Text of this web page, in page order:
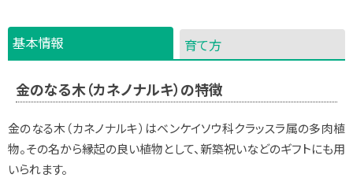
基本情報 育て方
金のなる木（カネノナルキ）の特徴
金のなる木（カネノナルキ）はベンケイソウ科クラッスラ属の多肉植
物。その名から縁起の良い植物として、新築祝いなどのギフトにも用
いられます。